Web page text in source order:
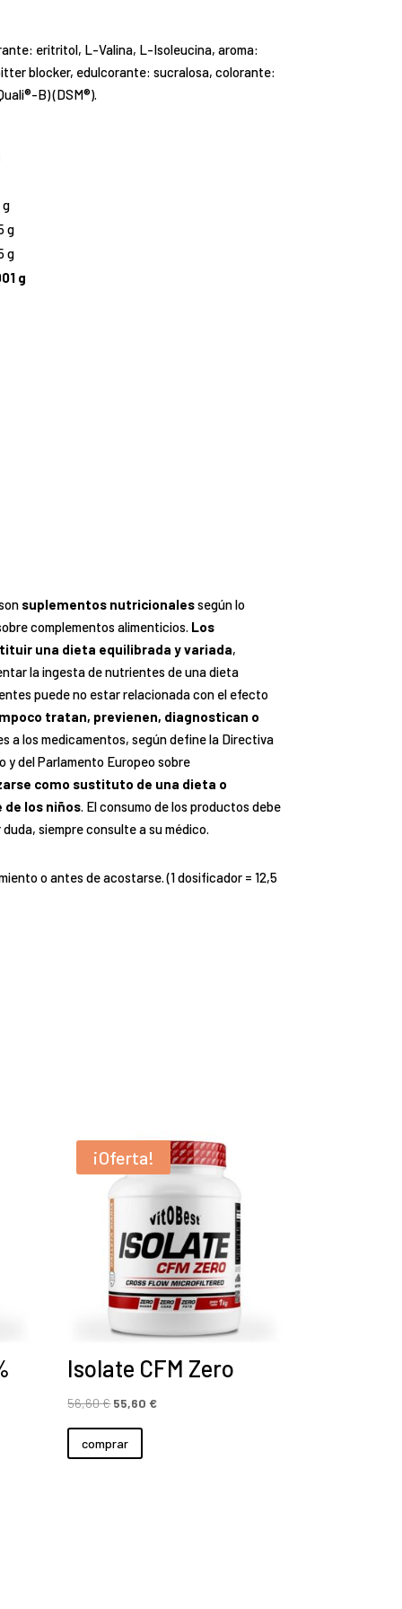
eritritol, L-Valina, L-Isoleucina, aroma:
blocker, edulcorante: sucralosa, colorante:
B) (DSM®).
g
g
g
g
suplementos nutricionalessegún lo
complementos alimenticios. Los
una dieta equilibrada y variada,
la ingesta de nutrientes de una dieta
puede no estar relacionada con el efecto
tratan, previenen, diagnostican o
a los medicamentos, según define la Directiva
y del Parlamento Europeo sobre
como sustituto de una dieta o
de los niños . El consumo de los productos debe
siempre consulte a su médico.
o antes de acostarse. (1 dosificador = 12,5
¡Oferta!
Isolate CFM Zero
56,60€ El
precio
original
55,60 €El
comprar